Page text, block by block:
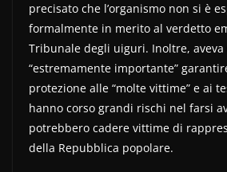
precisato che l’organismo non si è
formalmente in merito al verdetto
Tribunale degli uiguri. Inoltre,
“estremamente importante”
protezione alle “molte vittime” e ai
hanno corso grandi rischi nel farsi
potrebbero cadere vittime di
della Repubblica popolare.